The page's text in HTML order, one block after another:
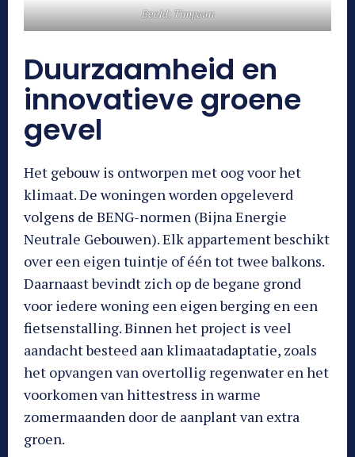
Beeld: Timpaan
Duurzaamheid en
innovatieve groene
gevel
Het gebouw is ontworpen met oog voor het
klimaat. De woningen worden opgeleverd
volgens de BENG-normen (Bijna Energie
Neutrale Gebouwen). Elk appartement beschikt
over een eigen tuintje of één tot twee balkons.
Daarnaast bevindt zich op de begane grond
voor iedere woning een eigen berging en een
fietsenstalling. Binnen het project is veel
aandacht besteed aan klimaatadaptatie, zoals
het opvangen van overtollig regenwater en het
voorkomen van hittestress in warme
zomermaanden door de aanplant van extra
groen.